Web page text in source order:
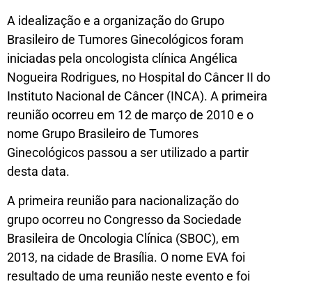
A idealização e a organização do Grupo
Brasileiro de Tumores Ginecológicos foram
iniciadas pela oncologista clínica Angélica
Nogueira Rodrigues, no Hospital do Câncer II do
Instituto Nacional de Câncer (INCA). A primeira
reunião ocorreu em 12 de março de 2010 e o
nome Grupo Brasileiro de Tumores
Ginecológicos passou a ser utilizado a partir
desta data.
A primeira reunião para nacionalização do
grupo ocorreu no Congresso da Sociedade
Brasileira de Oncologia Clínica (SBOC), em
2013, na cidade de Brasília. O nome EVA foi
resultado de uma reunião neste evento e foi